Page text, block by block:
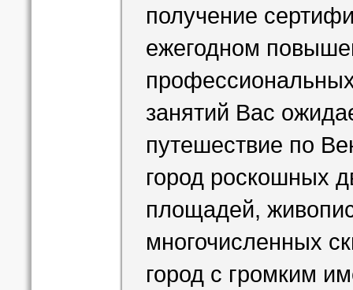
получение
ежегодном
занятий Вас
путешествие по
город роскошных
площадей,
многочисленных
город с громким